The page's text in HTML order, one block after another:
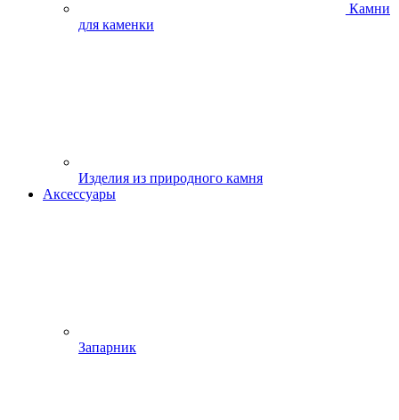
Камни
для каменки
Изделия из природного камня
Аксессуары
Запарник